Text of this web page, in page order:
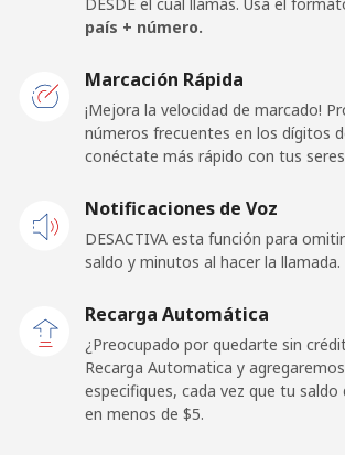
⁦3.5¢⁩
Togo
Línea fija ⁦42.9¢⁩ 23 min
Tokelau
country
⁦242.9¢⁩
Tonga
país + número.
Marcación Rápida
¡Mejora la velocidad de marcado!
números frecuentes en los dígitos
conéctate más rápido con tus
Notificaciones de Voz
DESACTIVA esta función para
saldo y minutos al hacer la llamada.
Recarga Automática
¿Preocupado por quedarte sin
Recarga Automatica y
especifiques, cada vez que tu saldo
en menos de ⁦$5⁩.